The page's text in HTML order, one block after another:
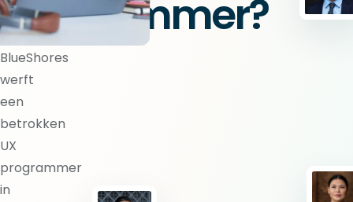
programmer?
BlueShores
werft
een
betrokken
UX
programmer
in